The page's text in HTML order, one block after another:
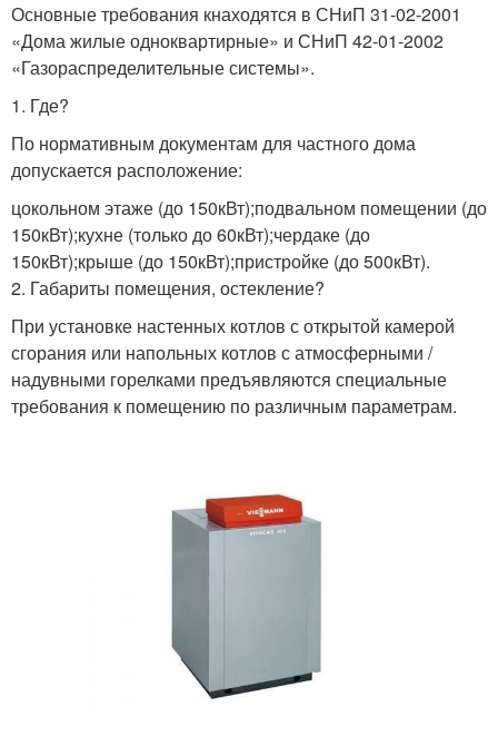
Основные требования кнаходятся в СНиП 31-02-2001
«Дома жилые одноквартирные» и СНиП 42-01-2002
«Газораспределительные системы».
1. Где?
По нормативным документам для частного дома
допускается расположение:
цокольном этаже (до 150кВт);подвальном помещении (до
150кВт);кухне (только до 60кВт);чердаке (до
150кВт);крыше (до 150кВт);пристройке (до 500кВт).
2. Габариты помещения, остекление?
При установке настенных котлов с открытой камерой
сгорания или напольных котлов с атмосферными /
надувными горелками предъявляются специальные
требования к помещению по различным параметрам.